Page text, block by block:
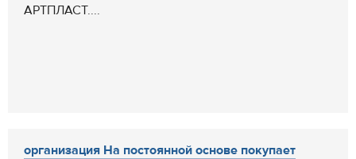
АРТПЛАСТ....
организация На постоянной основе покупает